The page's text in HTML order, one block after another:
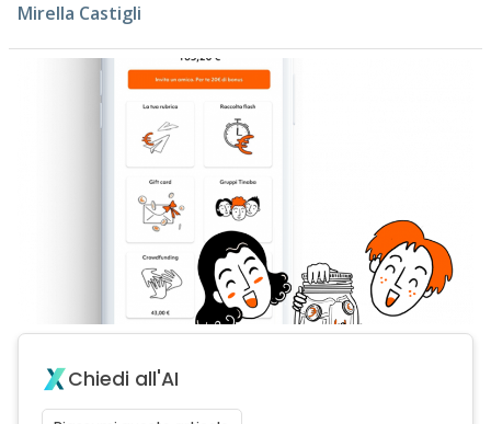
Mirella Castigli
Chiedi all'AI